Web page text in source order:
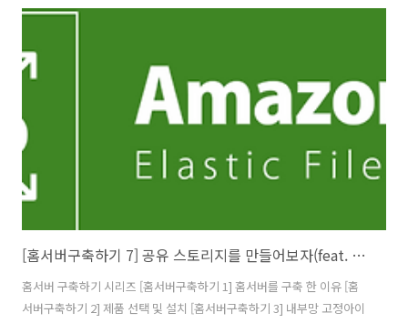
Docker 및 Docker Swarm 설정하기 [홈서버구축하기 7] 공유 스토리
네트워크 구성도 및 홈서버 배치 모습 그리고 총 비용 이렇게 홈서버 구
축은 완료됐다. 이제 홈 네트워크 구성도 및 실제 홈서버 배치 모습, 그리
고 완성된 VPN 네트워크 구성도를 작성..
[홈서버구축하기 7] 공유 스토리지를 만들어보자(feat. 시놀로지)
홈서버 구축하기 시리즈 [홈서버구축하기 1] 홈서버를 구축 한 이유 [홈
서버구축하기 2] 제품 선택 및 설치 [홈서버구축하기 3] 내부망 고정아이